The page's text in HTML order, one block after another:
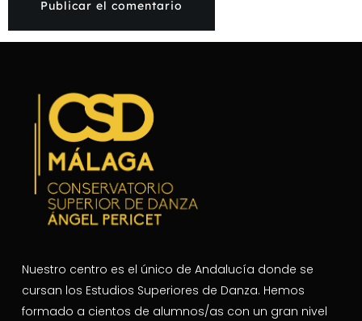
Nuestro centro es el único de Andalucía donde se
cursan los Estudios Superiores de Danza. Hemos
formado a cientos de alumnos/as con un gran nivel